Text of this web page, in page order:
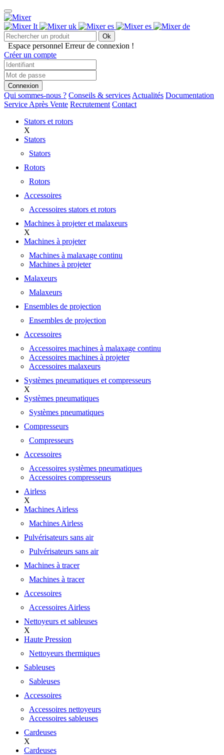
Ok
Espace personnel Erreur de connexion !
Créer un compte
Connexion
Qui sommes-nous ? Conseils & services Actualités Documentation
Service Après Vente Recrutement Contact
Stators et rotors
X
Stators
Stators
Rotors
Rotors
Accessoires
Accessoires stators et rotors
Machines à projeter et malaxeurs
X
Machines à projeter
Machines à malaxage continu
Machines à projeter
Malaxeurs
Malaxeurs
Ensembles de projection
Ensembles de projection
Accessoires
Accessoires machines à malaxage continu
Accessoires machines à projeter
Accessoires malaxeurs
Systèmes pneumatiques et compresseurs
X
Systèmes pneumatiques
Systèmes pneumatiques
Compresseurs
Compresseurs
Accessoires
Accessoires systèmes pneumatiques
Accessoires compresseurs
Airless
X
Machines Airless
Machines Airless
Pulvérisateurs sans air
Pulvérisateurs sans air
Machines à tracer
Machines à tracer
Accessoires
Accessoires Airless
Nettoyeurs et sableuses
X
Haute Pression
Nettoyeurs thermiques
Sableuses
Sableuses
Accessoires
Accessoires nettoyeurs
Accessoires sableuses
Cardeuses
X
Cardeuses